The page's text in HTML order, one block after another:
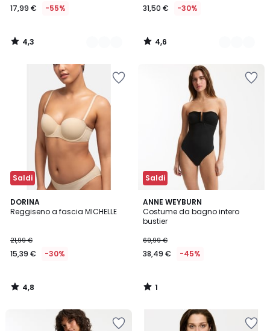
17,99 € -55%
4,3
/
31,50 € -30%
4,6
/
Saldi
DORINA
Reggiseno a fascia MICHELLE
21,99 €
15,39 € -30%
4,8
/ 5
4,8
/
Saldi
ANNE WEYBURN
Costume da bagno intero
bustier
69,99 €
38,49 € -45%
1
/
5
1
/